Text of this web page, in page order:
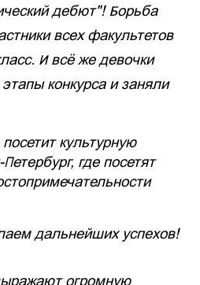
дебют"! Борьба
всех факультетов
И всё же девочки
конкурса и заняли
культурную
где посетят
дальнейших успехов!
огромную